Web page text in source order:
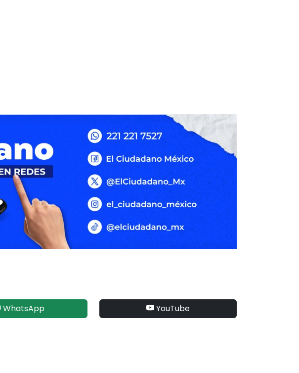
WhatsApp YouTube